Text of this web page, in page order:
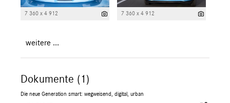
7 360 x 4 912 7 360 x 4 912
weitere ...
Dokumente (1)
Die neue Generation smart: wegweisend, digital, urban